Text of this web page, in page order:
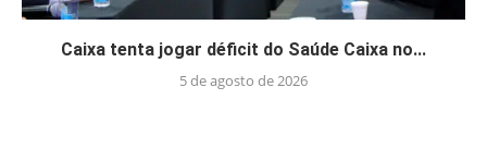
Caixa tenta jogar déficit do Saúde Caixa no...
5 de agosto de 2026